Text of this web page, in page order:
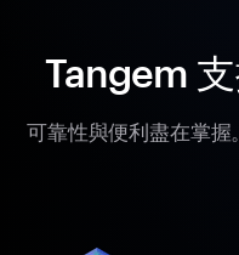
Tangem
可靠性與便利盡在掌